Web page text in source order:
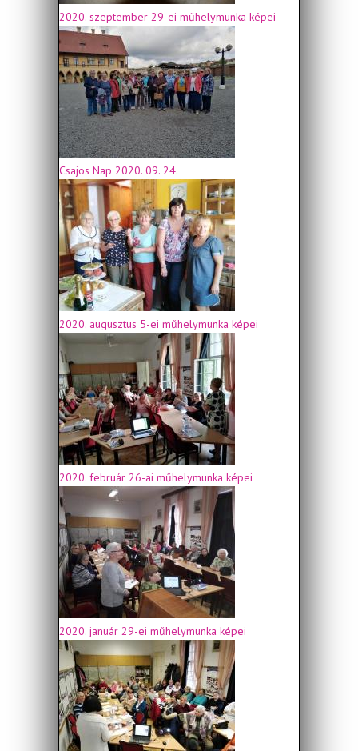
2020. szeptember 29-ei műhelymunka képei
Csajos Nap 2020. 09. 24.
2020. augusztus 5-ei műhelymunka képei
2020. február 26-ai műhelymunka képei
2020. január 29-ei műhelymunka képei